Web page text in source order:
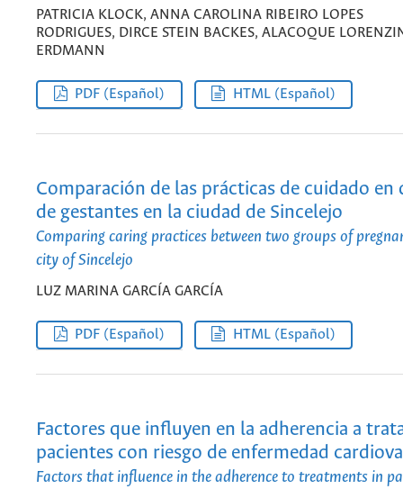
PATRICIA KLOCK, ANNA CAROLINA RIBEIRO LOPES
RODRIGUES, DIRCE STEIN BACKES, ALACOQUE
ERDMANN
PDF (Español) HTML (Español)
Comparación de las prácticas de cuidado en
de gestantes en la ciudad de Sincelejo
Comparing caring practices between two groups of
city of Sincelejo
LUZ MARINA GARCÍA GARCÍA
PDF (Español) HTML (Español)
Factores que influyen en la adherencia a
pacientes con riesgo de enfermedad
Factors that influence in the adherence to treatments in